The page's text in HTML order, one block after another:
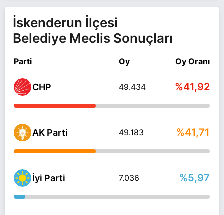
İskenderun İlçesi
Belediye Meclis Sonuçları
Parti Oy Oy Oranı
CHP 49.434 %41,92
AK Parti 49.183 %41,71
İyi Parti 7.036 %5,97